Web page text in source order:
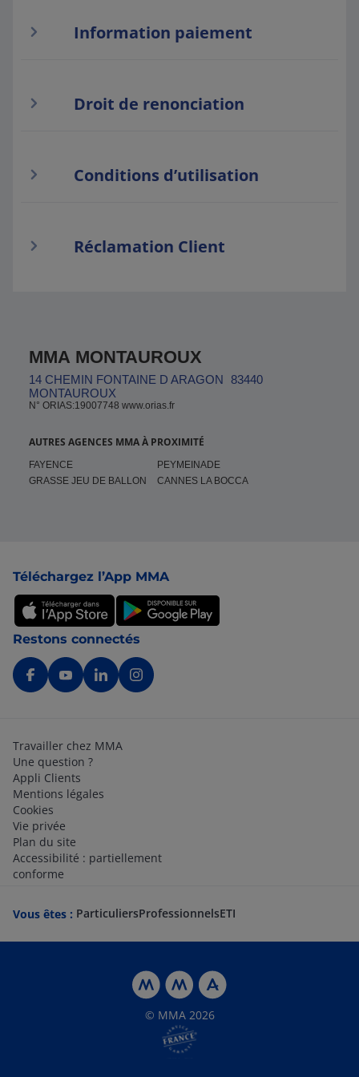
Information paiement
Droit de renonciation
Conditions d’utilisation
Réclamation Client
MMA MONTAUROUX
14 CHEMIN FONTAINE D ARAGON 83440
MONTAUROUX
N° ORIAS:19007748 www.orias.fr
AUTRES AGENCES MMA À PROXIMITÉ
FAYENCE
PEYMEINADE
GRASSE JEU DE BALLON
CANNES LA BOCCA
Téléchargez l’App MMA
Restons connectés
Travailler chez MMA
Une question ?
Appli Clients
Mentions légales
Cookies
Vie privée
Plan du site
Accessibilité : partiellement
conforme
Vous êtes : ParticuliersProfessionnelsETI
© MMA 2026